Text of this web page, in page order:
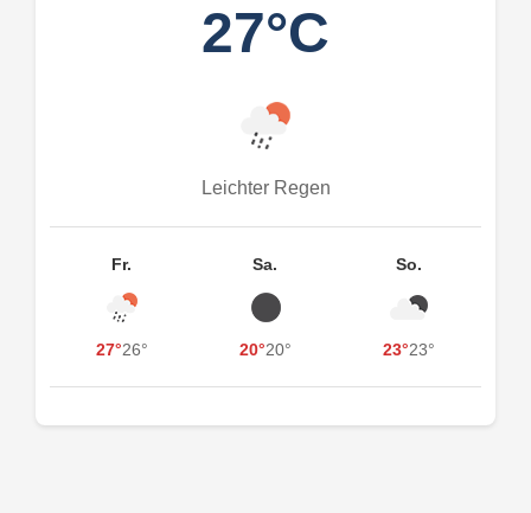
27°C
Leichter Regen
Fr.
27°26°
Sa.
20°20°
So.
23°23°